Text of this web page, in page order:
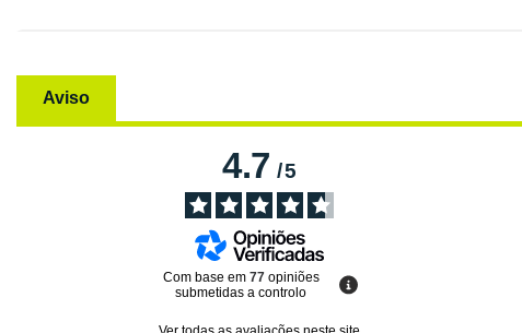
Aviso
4.7/5
Com base em 77 opiniões
submetidas a controlo